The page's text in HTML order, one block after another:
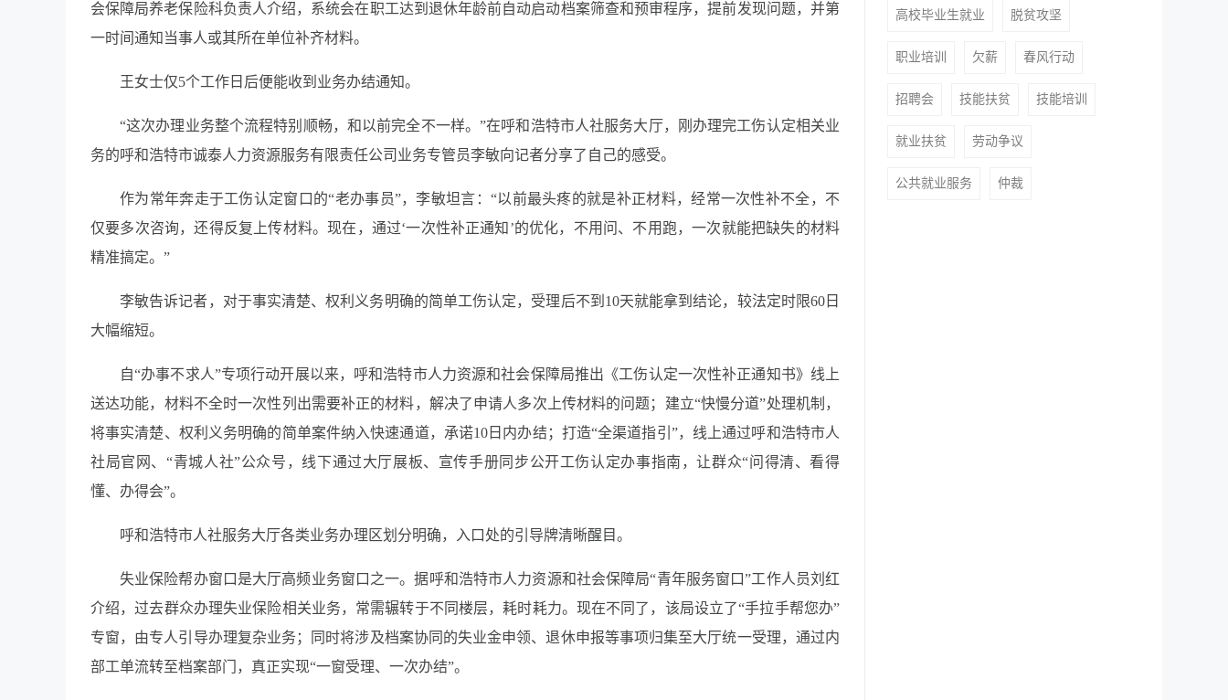
会保障局养老保险科负责人介绍，系统会在职工达到退休年龄前自动启动档案筛查和预审程序，提前发现问题，并第
一时间通知当事人或其所在单位补齐材料。
王女士仅5个工作日后便能收到业务办结通知。
“这次办理业务整个流程特别顺畅，和以前完全不一样。”在呼和浩特市人社服务大厅，刚办理完工伤认定相关业
务的呼和浩特市诚泰人力资源服务有限责任公司业务专管员李敏向记者分享了自己的感受。
作为常年奔走于工伤认定窗口的“老办事员”，李敏坦言：“以前最头疼的就是补正材料，经常一次性补不全，不
仅要多次咨询，还得反复上传材料。现在，通过‘一次性补正通知’的优化，不用问、不用跑，一次就能把缺失的材料
精准搞定。”
李敏告诉记者，对于事实清楚、权利义务明确的简单工伤认定，受理后不到10天就能拿到结论，较法定时限60日
大幅缩短。
自“办事不求人”专项行动开展以来，呼和浩特市人力资源和社会保障局推出《工伤认定一次性补正通知书》线上
送达功能，材料不全时一次性列出需要补正的材料，解决了申请人多次上传材料的问题；建立“快慢分道”处理机制，
将事实清楚、权利义务明确的简单案件纳入快速通道，承诺10日内办结；打造“全渠道指引”，线上通过呼和浩特市人
社局官网、“青城人社”公众号，线下通过大厅展板、宣传手册同步公开工伤认定办事指南，让群众“问得清、看得
懂、办得会”。
呼和浩特市人社服务大厅各类业务办理区划分明确，入口处的引导牌清晰醒目。
失业保险帮办窗口是大厅高频业务窗口之一。据呼和浩特市人力资源和社会保障局“青年服务窗口”工作人员刘红
介绍，过去群众办理失业保险相关业务，常需辗转于不同楼层，耗时耗力。现在不同了，该局设立了“手拉手帮您办”
专窗，由专人引导办理复杂业务；同时将涉及档案协同的失业金申领、退休申报等事项归集至大厅统一受理，通过内
部工单流转至档案部门，真正实现“一窗受理、一次办结”。
高校毕业生就业 脱贫攻坚
职业培训 欠薪 春风行动
招聘会 技能扶贫 技能培训
就业扶贫 劳动争议
公共就业服务 仲裁